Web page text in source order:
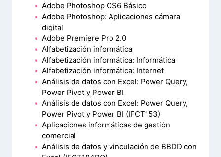
Adobe Photoshop CS6 Básico
Adobe Photoshop: Aplicaciones cámara
digital
Adobe Premiere Pro 2.0
Alfabetización informática
Alfabetización informática: Informática
Alfabetización informática: Internet
Análisis de datos con Excel: Power Query,
Power Pivot y Power BI
Análisis de datos con Excel: Power Query,
Power Pivot y Power BI (IFCT153)
Aplicaciones informáticas de gestión
comercial
Análisis de datos y vinculación de BBDD con